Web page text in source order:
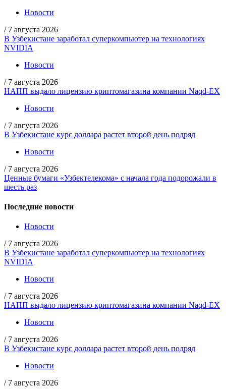
Новости
/ 7 августа 2026
В Узбекистане заработал суперкомпьютер на технологиях
NVIDIA
Новости
/ 7 августа 2026
НАПП выдало лицензию криптомагазина компании Naqd-EX
Новости
/ 7 августа 2026
В Узбекистане курс доллара растет второй день подряд
Новости
/ 7 августа 2026
Ценные бумаги «Узбектелекома» с начала года подорожали в
шесть раз
Последние новости
Новости
/ 7 августа 2026
В Узбекистане заработал суперкомпьютер на технологиях
NVIDIA
Новости
/ 7 августа 2026
НАПП выдало лицензию криптомагазина компании Naqd-EX
Новости
/ 7 августа 2026
В Узбекистане курс доллара растет второй день подряд
Новости
/ 7 августа 2026